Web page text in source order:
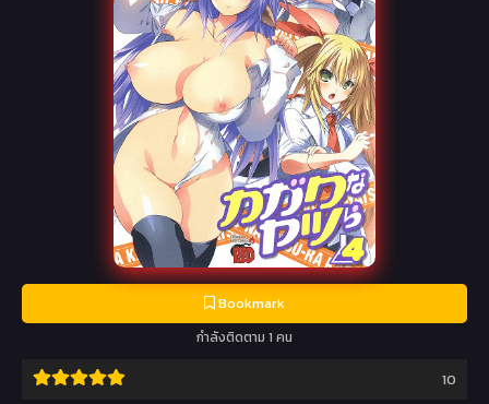
Bookmark
กำลังติดตาม 1 คน
10